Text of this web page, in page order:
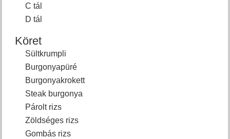
C tál
D tál
Köret
Sültkrumpli
Burgonyapüré
Burgonyakrokett
Steak burgonya
Párolt rizs
Zöldséges rizs
Gombás rizs